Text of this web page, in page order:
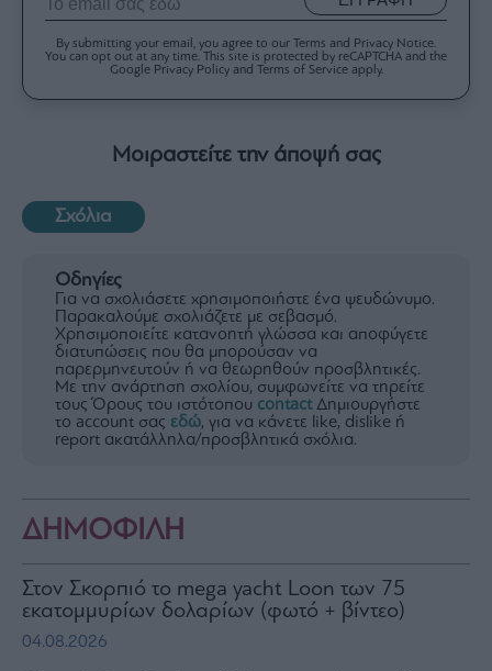
By submitting your email, you agree to our Terms and Privacy Notice.
You can opt out at any time. This site is protected by reCAPTCHA and the
Google Privacy Policy and Terms of Service apply.
Μοιραστείτε την άποψή σας
Σχόλια
Οδηγίες
Για να σχολιάσετε χρησιμοποιήστε ένα ψευδώνυμο.
Παρακαλούμε σχολιάζετε με σεβασμό.
Χρησιμοποιείτε κατανοητή γλώσσα και αποφύγετε
διατυπώσεις που θα μπορούσαν να
παρερμηνευτούν ή να θεωρηθούν προσβλητικές.
Με την ανάρτηση σχολίου, συμφωνείτε να τηρείτε
τους Όρους του ιστότοπου contactΔημιουργήστε
το account σας εδώ, για να κάνετε like, dislike ή
report ακατάλληλα/προσβλητικά σχόλια.
ΔΗΜΟΦΙΛΗ
Στον Σκορπιό το mega yacht Loon των 75
εκατομμυρίων δολαρίων (φωτό + βίντεο)
04.08.2026